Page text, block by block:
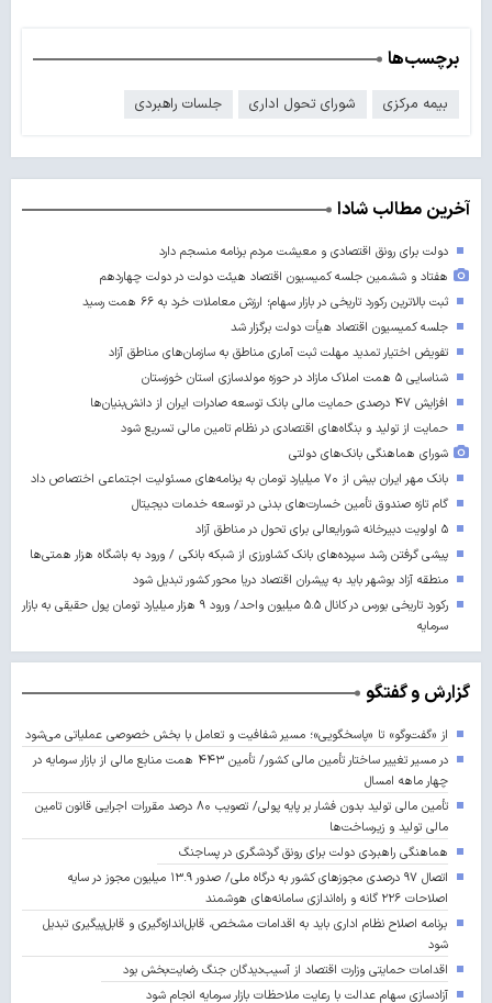
برچسب‌ها
بیمه مرکزی شورای تحول اداری جلسات راهبردی
آخرین مطالب شادا
دولت برای رونق اقتصادی و معیشت مردم برنامه منسجم دارد
هفتاد و ششمین جلسه کمیسیون اقتصاد هیئت دولت در دولت چهاردهم
ثبت بالاترین رکورد تاریخی در بازار سهام؛ ارزش معاملات خرد به ۶۶ همت رسید
جلسه کمیسیون اقتصاد هیأت دولت برگزار شد
تفویض اختیار تمدید مهلت ثبت آماری مناطق به سازمان‌های مناطق آزاد
شناسایی ۵ همت املاک مازاد در حوزه مولدسازی استان خوزستان
افزایش ۴۷ درصدی حمایت مالی بانک توسعه صادرات ایران از دانش‌بنیان‌ها
حمایت از تولید و بنگاه‌های اقتصادی در نظام تامین مالی تسریع شود
شورای هماهنگی بانک‌های دولتی
بانک مهر ایران بیش از ۷۰ میلیارد تومان به برنامه‌های مسئولیت اجتماعی اختصاص داد
گام تازه صندوق تأمین خسارت‌های بدنی در توسعه خدمات دیجیتال
۵ اولویت دبیرخانه شورایعالی برای تحول در مناطق آزاد
پیشی گرفتن رشد سپرده‌های بانک کشاورزی از شبکه بانکی / ورود به باشگاه هزار همتی‌ها
منطقه آزاد بوشهر باید به پیشران اقتصاد دریا محور کشور تبدیل شود
رکورد تاریخی بورس در کانال ۵.۵ میلیون واحد/ ورود ۹ هزار میلیارد تومان پول حقیقی به بازار
سرمایه
گزارش و گفتگو
از «گفت‌وگو» تا «پاسخگویی»؛ مسیر شفافیت و تعامل با بخش خصوصی عملیاتی می‌شود
در مسیر تغییر ساختار تأمین مالی کشور/ تأمین ۴۴۳ همت منابع مالی از بازار سرمایه در
چهار ماهه امسال
تأمین مالی تولید بدون فشار بر پایه پولی/ تصویب ۸۰ درصد مقررات اجرایی قانون تامین
مالی تولید و زیرساخت‌ها
هماهنگی راهبردی دولت برای رونق گردشگری در پساجنگ
اتصال ۹۷ درصدی مجوزهای کشور به درگاه ملی/ صدور ۱۳.۹ میلیون مجوز در سایه
اصلاحات ۲۲۶ گانه و راه‌اندازی سامانه‌های هوشمند
برنامه اصلاح نظام اداری باید به اقدامات مشخص، قابل‌اندازه‌گیری و قابل‌پیگیری تبدیل
شود
اقدامات حمایتی وزارت اقتصاد از آسیب‌دیدگان جنگ رضایت‌بخش بود
آزادسازی سهام عدالت با رعایت ملاحظات بازار سرمایه انجام شود